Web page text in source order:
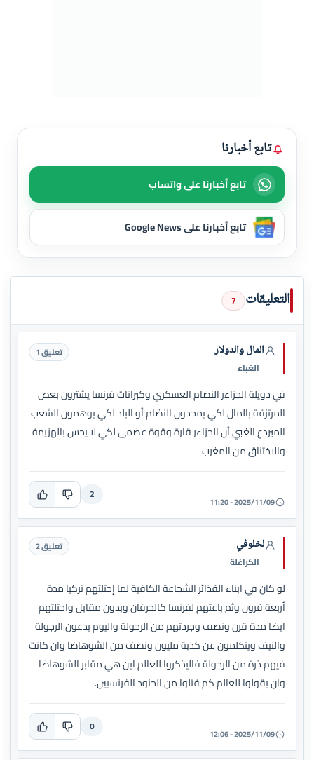
تابع أخبارنا
تابع أخبارنا على واتساب
تابع أخبارنا على Google News
التعليقات 7
المال والدولار
الغباء
تعليق 1
في دويلة الجزاءر النضام العسكري وكبرانات فرنسا يشترون بعض
المرتزقة بالمال لكي يمجدون النضام أو البلد لكي يوهمون الشعب
المبردع الغبي أن الجزاءر قارة وقوة عضمى لكي لا يحس بالهزيمة
والاختناق من المغرب
2025/11/09 - 11:20
2
لخلوفي
الكراغلة
تعليق 2
لو كان في ابناء القذائر الشجاعة الكافية لما إحتلتهم تركيا مدة
أربعة قرون وثم باعتهم لفرنسا كالخرفان وبدون مقابل واحتلتهم
ايضا مدة قرن ونصف وجردتهم من الرجولة واليوم يدعون الرجولة
والنيف ويتكلمون عن كذبة مليون ونصف من الشوهاضا وان كانت
فيهم ذرة من الرجولة فاليذكروا للعالم اين هي مقابر الشوهاضا
وان يقولوا للعالم كم قتلوا من الجنود الفرنسيين.
2025/11/09 - 12:06
0